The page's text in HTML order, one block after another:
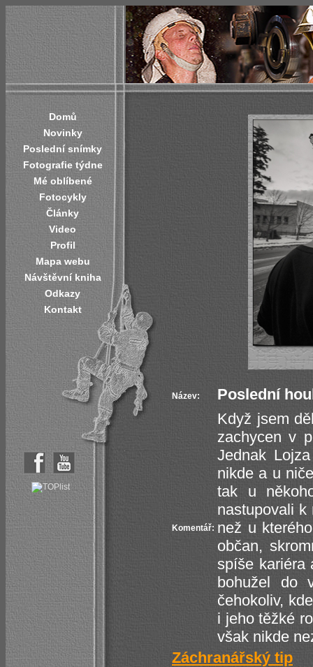
Domů
Novinky
Poslední snímky
Fotografie týdne
Mé oblíbené
Fotocykly
Články
Video
Profil
Mapa webu
Návštěvní kniha
Odkazy
Kontakt
Název: Poslední
Komentář:
Když jsem
zachycen v
Jednak
nikde a u
tak u
nastupovali k
než u
občan,
spíše kariéra
bohužel do
čehokoliv,
i jeho těžké
však nikde
Záchranářský tip